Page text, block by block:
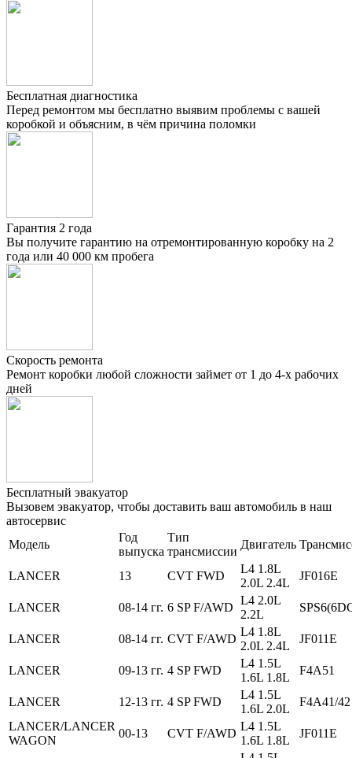
Бесплатная диагностика
Перед ремонтом мы бесплатно выявим проблемы с вашей
коробкой и объясним, в чём причина поломки
Гарантия 2 года
Вы получите гарантию на отремонтированную коробку на 2
года или 40 000 км пробега
Скорость ремонта
Ремонт коробки любой сложности займет от 1 до 4-х рабочих
дней
Бесплатный эвакуатор
Вызовем эвакуатор, чтобы доставить ваш автомобиль в наш
автосервис
Модель
Год
выпуска
Тип
трансмиссии
Двигатель
LANCER 13 CVT FWD
L4 1.8L
2.0L 2.4L
JF016E
LANCER 08-14 гг. 6 SP F/AWD
L4 2.0L
2.2L
LANCER 08-14 гг. CVT F/AWD
L4 1.8L
2.0L 2.4L
JF011E
LANCER 09-13 гг. 4 SP FWD
L4 1.5L
1.6L 1.8L
F4A51
LANCER 12-13 гг. 4 SP FWD
L4 1.5L
1.6L 2.0L
F4A41/42
LANCER/LANCER
WAGON
00-13 CVT F/AWD
L4 1.5L
1.6L 1.8L
JF011E